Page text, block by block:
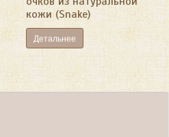
кожи (Snake)
Детальнее